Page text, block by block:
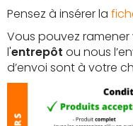
Pensez à insérer la
Vous pouvez
l'entrepôt ou nous
d’envoi sont à votre